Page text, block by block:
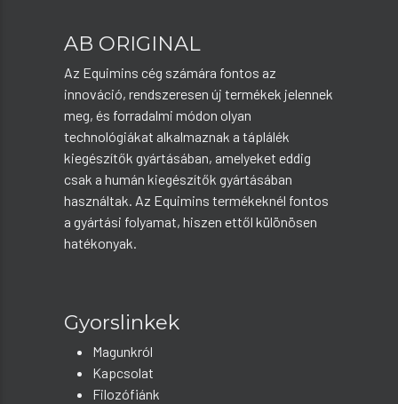
AB ORIGINAL
Az Equimins cég számára fontos az
innováció, rendszeresen új termékek jelennek
meg, és forradalmi módon olyan
technológiákat alkalmaznak a táplálék
kiegészítők gyártásában, amelyeket eddig
csak a humán kiegészítők gyártásában
használtak. Az Equimins termékeknél fontos
a gyártási folyamat, hiszen ettől különösen
hatékonyak.
Gyorslinkek
Magunkról
Kapcsolat
Filozófiánk